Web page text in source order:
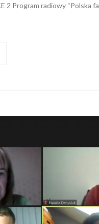
2 Program radiowy “Polska